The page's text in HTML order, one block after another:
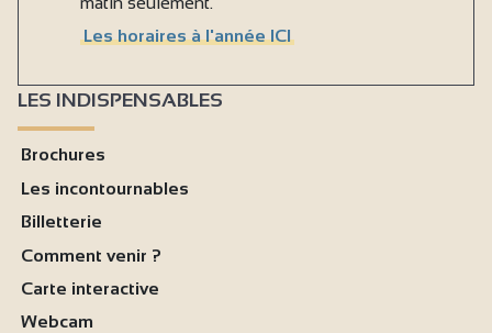
Les horaires à l'année ICI
LES INDISPENSABLES
Brochures
Les incontournables
Billetterie
Comment venir ?
Carte interactive
Webcam